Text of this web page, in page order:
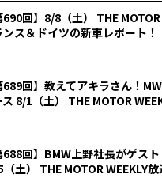
690回】8/8（土） THE
ンス＆ドイツの新車レポート！
689回】教えてアキラさん！
ス 8/1（土） THE MOTOR
688回】BMW上野社長がゲスト
土） THE MOTOR WEEKLY